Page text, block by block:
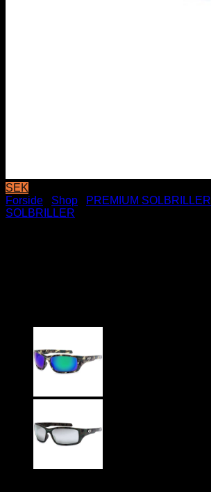
SEK
Forside
Shop PREMIUM SOLBRILLER
SOLBRILLER